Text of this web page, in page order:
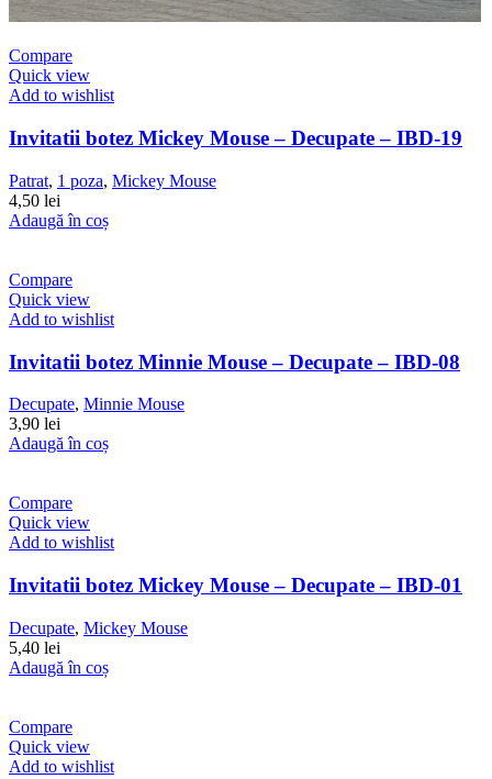
Compare
Quick view
Add to wishlist
Invitatii botez Mickey Mouse – Decupate – IBD-19
Patrat, 1 poza, Mickey Mouse
4,50 lei
Adaugă în coș
Compare
Quick view
Add to wishlist
Invitatii botez Minnie Mouse – Decupate – IBD-08
Decupate, Minnie Mouse
3,90 lei
Adaugă în coș
Compare
Quick view
Add to wishlist
Invitatii botez Mickey Mouse – Decupate – IBD-01
Decupate, Mickey Mouse
5,40 lei
Adaugă în coș
Compare
Quick view
Add to wishlist